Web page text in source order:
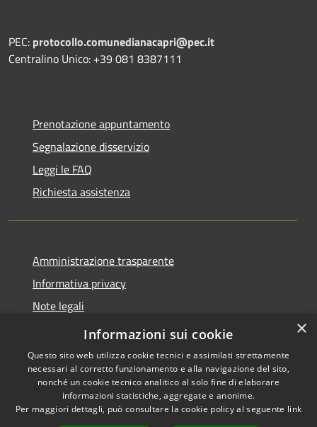
PEC: protocollo.comunedianacapri@pec.it
Centralino Unico: +39 081 8387111
Prenotazione appuntamento
Segnalazione disservizio
Leggi le FAQ
Richiesta assistenza
Amministrazione trasparente
Informativa privacy
Note legali
Dichiarazione di accessibilità
Accessibilità
Copyright © 2026 • Comune di
Anacapri • Powered by
×
Informazioni sui cookie
Questo sito web utilizza cookie tecnici e assimilati strettamente
necessari al corretto funzionamento e alla navigazione del sito,
nonché un cookie tecnico analitico al solo fine di elaborare
informazioni statistiche, aggregate e anonime.
Per maggiori dettagli, può consultare la cookie policy al seguente link